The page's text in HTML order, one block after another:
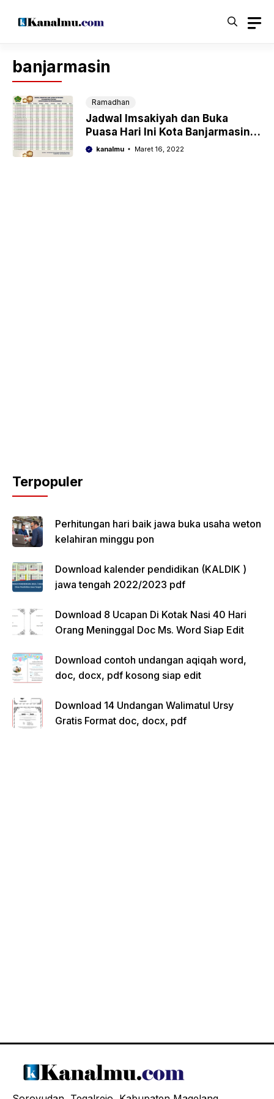
banjarmasin
Ramadhan
Jadwal Imsakiyah dan Buka
Puasa Hari Ini Kota Banjarmasin –
Ramadhan 2022/1443 Hijriyah
kanalmu Maret 16, 2022
Terpopuler
Perhitungan hari baik jawa buka usaha weton
kelahiran minggu pon
Download kalender pendidikan (KALDIK )
jawa tengah 2022/2023 pdf
Download 8 Ucapan Di Kotak Nasi 40 Hari
Orang Meninggal Doc Ms. Word Siap Edit
Download contoh undangan aqiqah word,
doc, docx, pdf kosong siap edit
Download 14 Undangan Walimatul Ursy
Gratis Format doc, docx, pdf